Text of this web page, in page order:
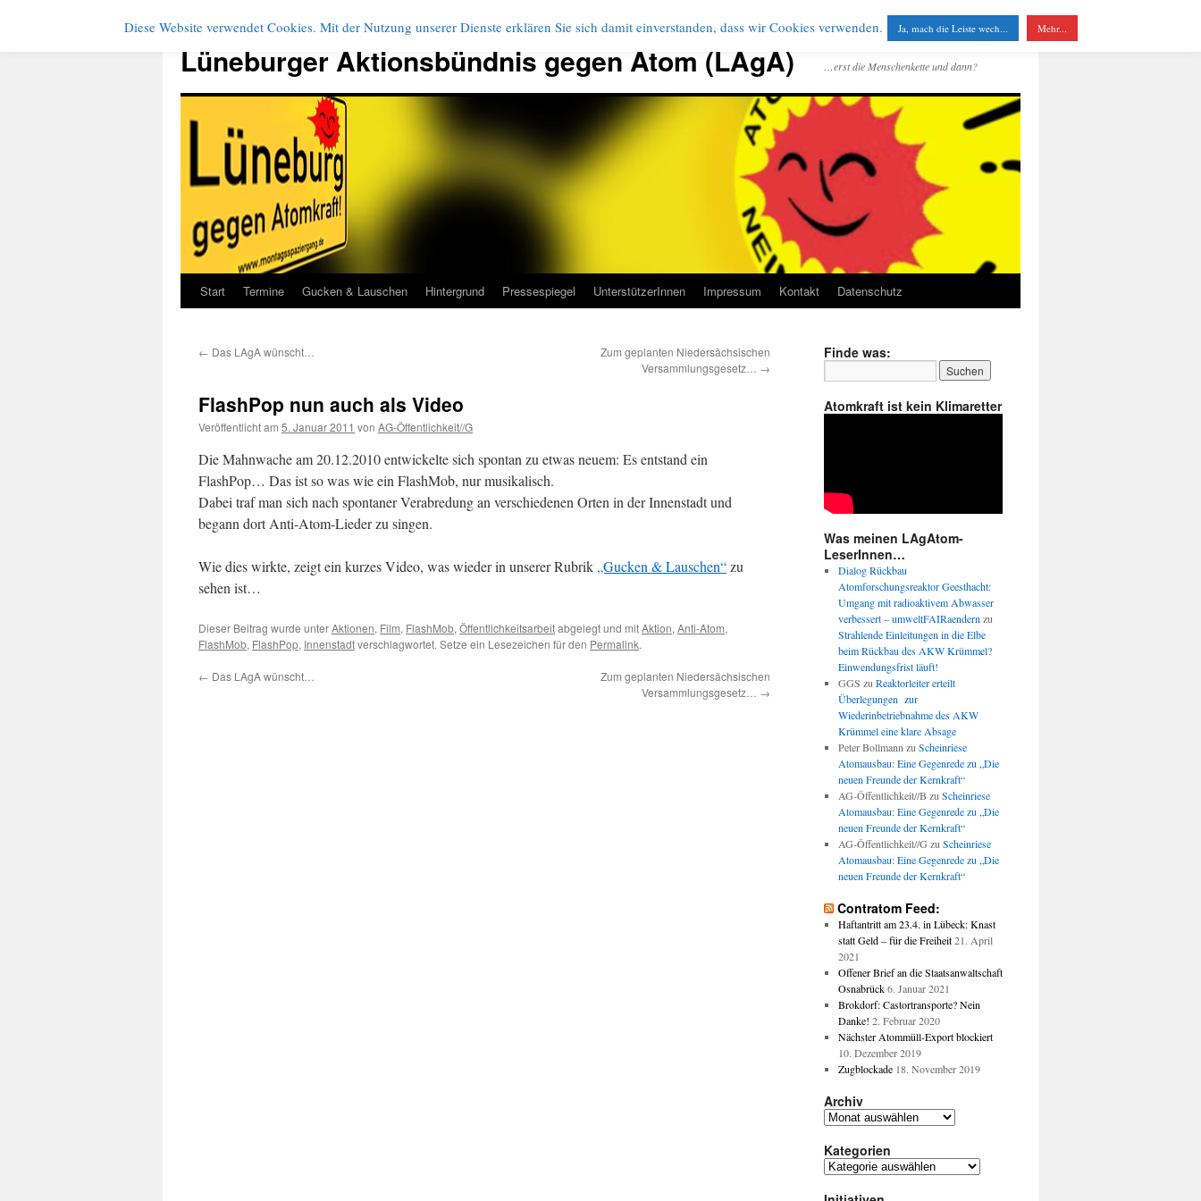
Zum
springen
Lüneburger Aktionsbündnis gegen Atom (LAgA) …erst die Menschenkette und dann?
Start Termine Gucken & Lauschen Hintergrund Pressespiegel UnterstützerInnen Impressum Kontakt Datenschutz
← Das LAgA wünscht…
Zum geplanten Niedersächsischen
Versammlungsgesetz… →
FlashPop nun auch als Video
Veröffentlicht am 5. Januar 2011 von AG-Öffentlichkeit//G
Die Mahnwache am 20.12.2010 entwickelte sich spontan zu etwas neuem: Es entstand ein
FlashPop… Das ist so was wie ein FlashMob, nur musikalisch.
Dabei traf man sich nach spontaner Verabredung an verschiedenen Orten in der Innenstadt und
begann dort Anti-Atom-Lieder zu singen.
Wie dies wirkte, zeigt ein kurzes Video, was wieder in unserer Rubrik „Gucken & Lauschen“zu
sehen ist…
Dieser Beitrag wurde unterAktionen, Film, FlashMob, Öffentlichkeitsarbeitabgelegt und mitAktion, Anti-Atom,
FlashMob, FlashPop, Innenstadtverschlagwortet. Setze ein Lesezeichen für den Permalink.
← Das LAgA wünscht…
Zum geplanten Niedersächsischen
Versammlungsgesetz… →
Finde was:
Atomkraft ist kein Klimaretter
Was meinen LAgAtom-
LeserInnen…
Dialog Rückbau
Atomforschungsreaktor Geesthacht:
Umgang mit radioaktivem Abwasser
verbessert – umweltFAIRaendern zu
Strahlende Einleitungen in die Elbe
beim Rückbau des AKW Krümmel?
Einwendungsfrist läuft!
GGS zu Reaktorleiter erteilt
Überlegungen zur
Wiederinbetriebnahme des AKW
Krümmel eine klare Absage
Peter Bollmann zu Scheinriese
Atomausbau: Eine Gegenrede zu „Die
neuen Freunde der Kernkraft“
AG-Öffentlichkeit//B zu Scheinriese
Atomausbau: Eine Gegenrede zu „Die
neuen Freunde der Kernkraft“
AG-Öffentlichkeit//G zu Scheinriese
Atomausbau: Eine Gegenrede zu „Die
neuen Freunde der Kernkraft“
Contratom Feed:
Haftantritt am 23.4. in Lübeck: Knast
statt Geld – für die Freiheit 21. April
2021
Offener Brief an die Staatsanwaltschaft
Osnabrück 6. Januar 2021
Brokdorf: Castortransporte? Nein
Danke! 2. Februar 2020
Nächster Atommüll-Export blockiert
10. Dezember 2019
Zugblockade 18. November 2019
Archiv
Archiv
Kategorien
Kategorien
Diese Website verwendet Cookies. Mit der Nutzung unserer Dienste erklären Sie sich damit einverstanden, dass wir Cookies verwenden. Ja, mach die Leiste wech... Mehr...